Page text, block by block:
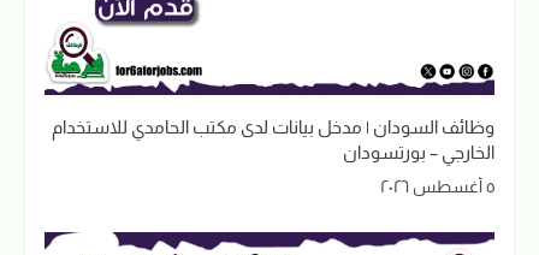
وظائف السودان | مدخل بيانات لدى مكتب الحامدي للاستخدام
الخارجي – بورتسودان
٥ أغسطس ٢٠٢٦